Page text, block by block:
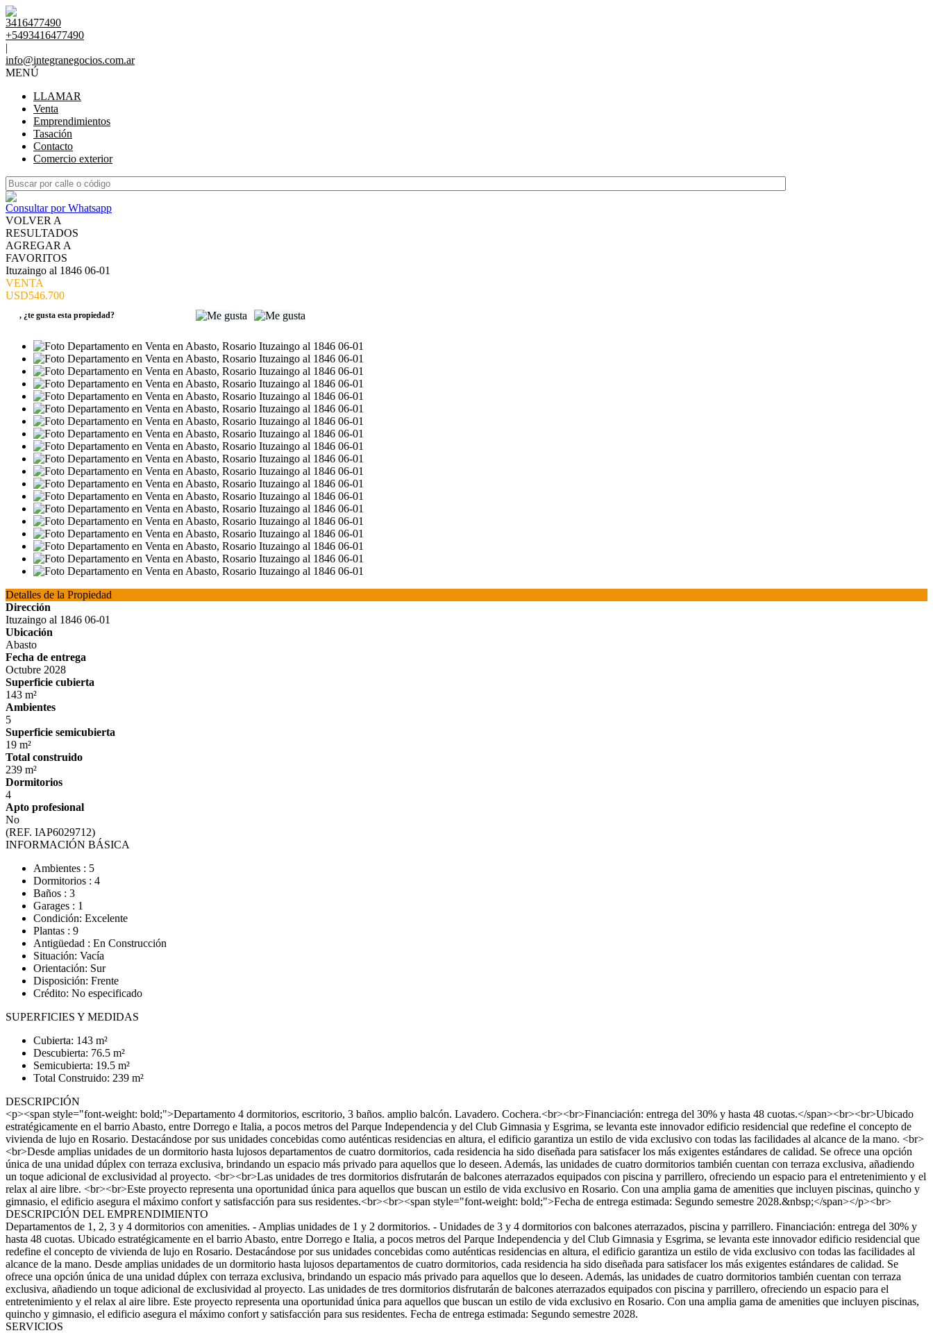
3416477490
+5493416477490
|
info@integranegocios.com.ar
MENÚ
LLAMAR
Venta
Emprendimientos
Tasación
Contacto
Comercio exterior
Consultar por Whatsapp
VOLVER A
RESULTADOS
AGREGAR A
FAVORITOS
Ituzaingo al 1846 06-01
VENTA
USD546.700
, ¿te gusta esta propiedad?
Detalles de la Propiedad
Dirección
Ituzaingo al 1846 06-01
Ubicación
Abasto
Fecha de entrega
Octubre 2028
Superficie cubierta
143 m²
Ambientes
5
Superficie semicubierta
19 m²
Total construido
239 m²
Dormitorios
4
Apto profesional
No
(REF. IAP6029712)
INFORMACIÓN BÁSICA
Ambientes : 5
Dormitorios : 4
Baños : 3
Garages : 1
Condición: Excelente
Plantas : 9
Antigüedad : En Construcción
Situación: Vacía
Orientación: Sur
Disposición: Frente
Crédito: No especificado
SUPERFICIES Y MEDIDAS
Cubierta: 143 m²
Descubierta: 76.5 m²
Semicubierta: 19.5 m²
Total Construido: 239 m²
DESCRIPCIÓN
<p><span style="font-weight: bold;">Departamento 4 dormitorios, escritorio, 3 baños. amplio balcón. Lavadero. Cochera.<br><br>Financiación: entrega del 30% y hasta 48 cuotas.</span><br><br>Ubicado
estratégicamente en el barrio Abasto, entre Dorrego e Italia, a pocos metros del Parque Independencia y del Club Gimnasia y Esgrima, se levanta este innovador edificio residencial que redefine el concepto de
vivienda de lujo en Rosario. Destacándose por sus unidades concebidas como auténticas residencias en altura, el edificio garantiza un estilo de vida exclusivo con todas las facilidades al alcance de la mano. <br>
<br>Desde amplias unidades de un dormitorio hasta lujosos departamentos de cuatro dormitorios, cada residencia ha sido diseñada para satisfacer los más exigentes estándares de calidad. Se ofrece una opción
única de una unidad dúplex con terraza exclusiva, brindando un espacio más privado para aquellos que lo deseen. Además, las unidades de cuatro dormitorios también cuentan con terraza exclusiva, añadiendo
un toque adicional de exclusividad al proyecto. <br><br>Las unidades de tres dormitorios disfrutarán de balcones aterrazados equipados con piscina y parrillero, ofreciendo un espacio para el entretenimiento y el
relax al aire libre. <br><br>Este proyecto representa una oportunidad única para aquellos que buscan un estilo de vida exclusivo en Rosario. Con una amplia gama de amenities que incluyen piscinas, quincho y
gimnasio, el edificio asegura el máximo confort y satisfacción para sus residentes.<br><br><span style="font-weight: bold;">Fecha de entrega estimada: Segundo semestre 2028.&nbsp;</span></p><br>
DESCRIPCIÓN DEL EMPRENDIMIENTO
Departamentos de 1, 2, 3 y 4 dormitorios con amenities. - Amplias unidades de 1 y 2 dormitorios. - Unidades de 3 y 4 dormitorios con balcones aterrazados, piscina y parrillero. Financiación: entrega del 30% y
hasta 48 cuotas. Ubicado estratégicamente en el barrio Abasto, entre Dorrego e Italia, a pocos metros del Parque Independencia y del Club Gimnasia y Esgrima, se levanta este innovador edificio residencial que
redefine el concepto de vivienda de lujo en Rosario. Destacándose por sus unidades concebidas como auténticas residencias en altura, el edificio garantiza un estilo de vida exclusivo con todas las facilidades al
alcance de la mano. Desde amplias unidades de un dormitorio hasta lujosos departamentos de cuatro dormitorios, cada residencia ha sido diseñada para satisfacer los más exigentes estándares de calidad. Se
ofrece una opción única de una unidad dúplex con terraza exclusiva, brindando un espacio más privado para aquellos que lo deseen. Además, las unidades de cuatro dormitorios también cuentan con terraza
exclusiva, añadiendo un toque adicional de exclusividad al proyecto. Las unidades de tres dormitorios disfrutarán de balcones aterrazados equipados con piscina y parrillero, ofreciendo un espacio para el
entretenimiento y el relax al aire libre. Este proyecto representa una oportunidad única para aquellos que buscan un estilo de vida exclusivo en Rosario. Con una amplia gama de amenities que incluyen piscinas,
quincho y gimnasio, el edificio asegura el máximo confort y satisfacción para sus residentes. Fecha de entrega estimada: Segundo semestre 2028.
SERVICIOS